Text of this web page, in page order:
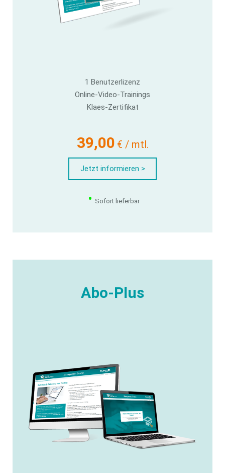
1 Benutzerlizenz
Online-Video-Trainings
Klaes-Zertifikat
39,00 € / mtl.
Jetzt informieren >
• Sofort lieferbar
Abo-Plus